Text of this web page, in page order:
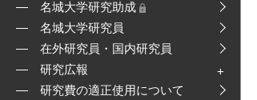
名城大学研究助成
名城大学研究員
在外研究員・国内研究員
研究広報
研究費の適正使用について